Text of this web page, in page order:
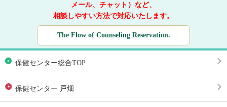
メール、チャット）など、
相談しやすい方法で対応いたします。
The Flow of Counseling Reservation.
保健センター総合TOP
保健センター 戸畑